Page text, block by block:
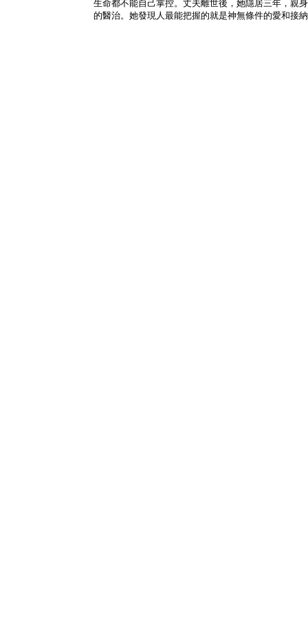
生命都不能自己掌控。丈夫離世後，她隱居三年，親
的醫治。她發現人最能把握的就是神無條件的愛和接